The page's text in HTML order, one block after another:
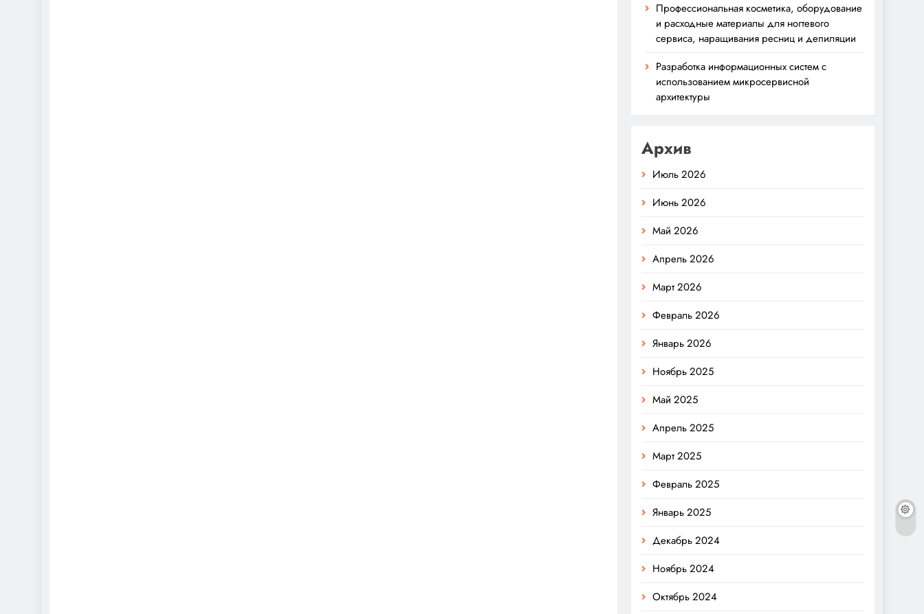
Профессиональная косметика, оборудование
и расходные материалы для ногтевого
сервиса, наращивания ресниц и депиляции
Разработка информационных систем с
использованием микросервисной
архитектуры
Архив
Июль 2026
Июнь 2026
Май 2026
Апрель 2026
Март 2026
Февраль 2026
Январь 2026
Ноябрь 2025
Май 2025
Апрель 2025
Март 2025
Февраль 2025
Январь 2025
Декабрь 2024
Ноябрь 2024
Октябрь 2024